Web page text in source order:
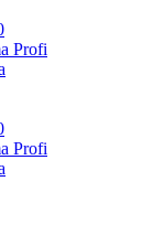
Profi
Profi